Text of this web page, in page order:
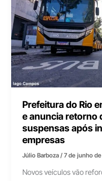
Prefeitura do Rio
e anuncia retorno
suspensas após
empresas
Júlio Barboza/7 de junho
Novos veículos vão